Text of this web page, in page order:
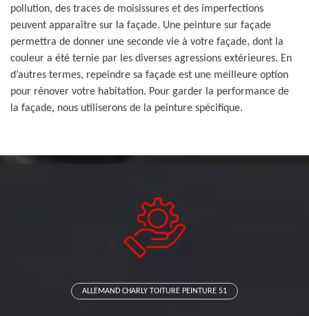
pollution, des traces de moisissures et des imperfections
peuvent apparaître sur la façade. Une peinture sur façade
permettra de donner une seconde vie à votre façade, dont la
couleur a été ternie par les diverses agressions extérieures. En
d’autres termes, repeindre sa façade est une meilleure option
pour rénover votre habitation. Pour garder la performance de
la façade, nous utiliserons de la peinture spécifique.
ALLEMAND CHARLY TOITURE PEINTURE 51